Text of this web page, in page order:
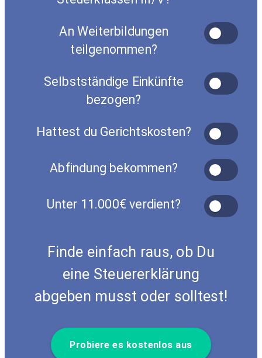
An Weiterbildungen
teilgenommen?
Selbstständige Einkünfte
bezogen?
Hattest du Gerichtskosten?
Abfindung bekommen?
Unter 11.000€ verdient?
Finde einfach raus, ob Du
eine Steuererklärung
abgeben musst oder solltest!
Probiere es kostenlos aus